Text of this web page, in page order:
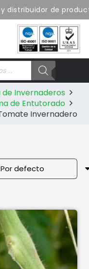
de productos de
de Invernaderos
de Entutorado
Invernadero